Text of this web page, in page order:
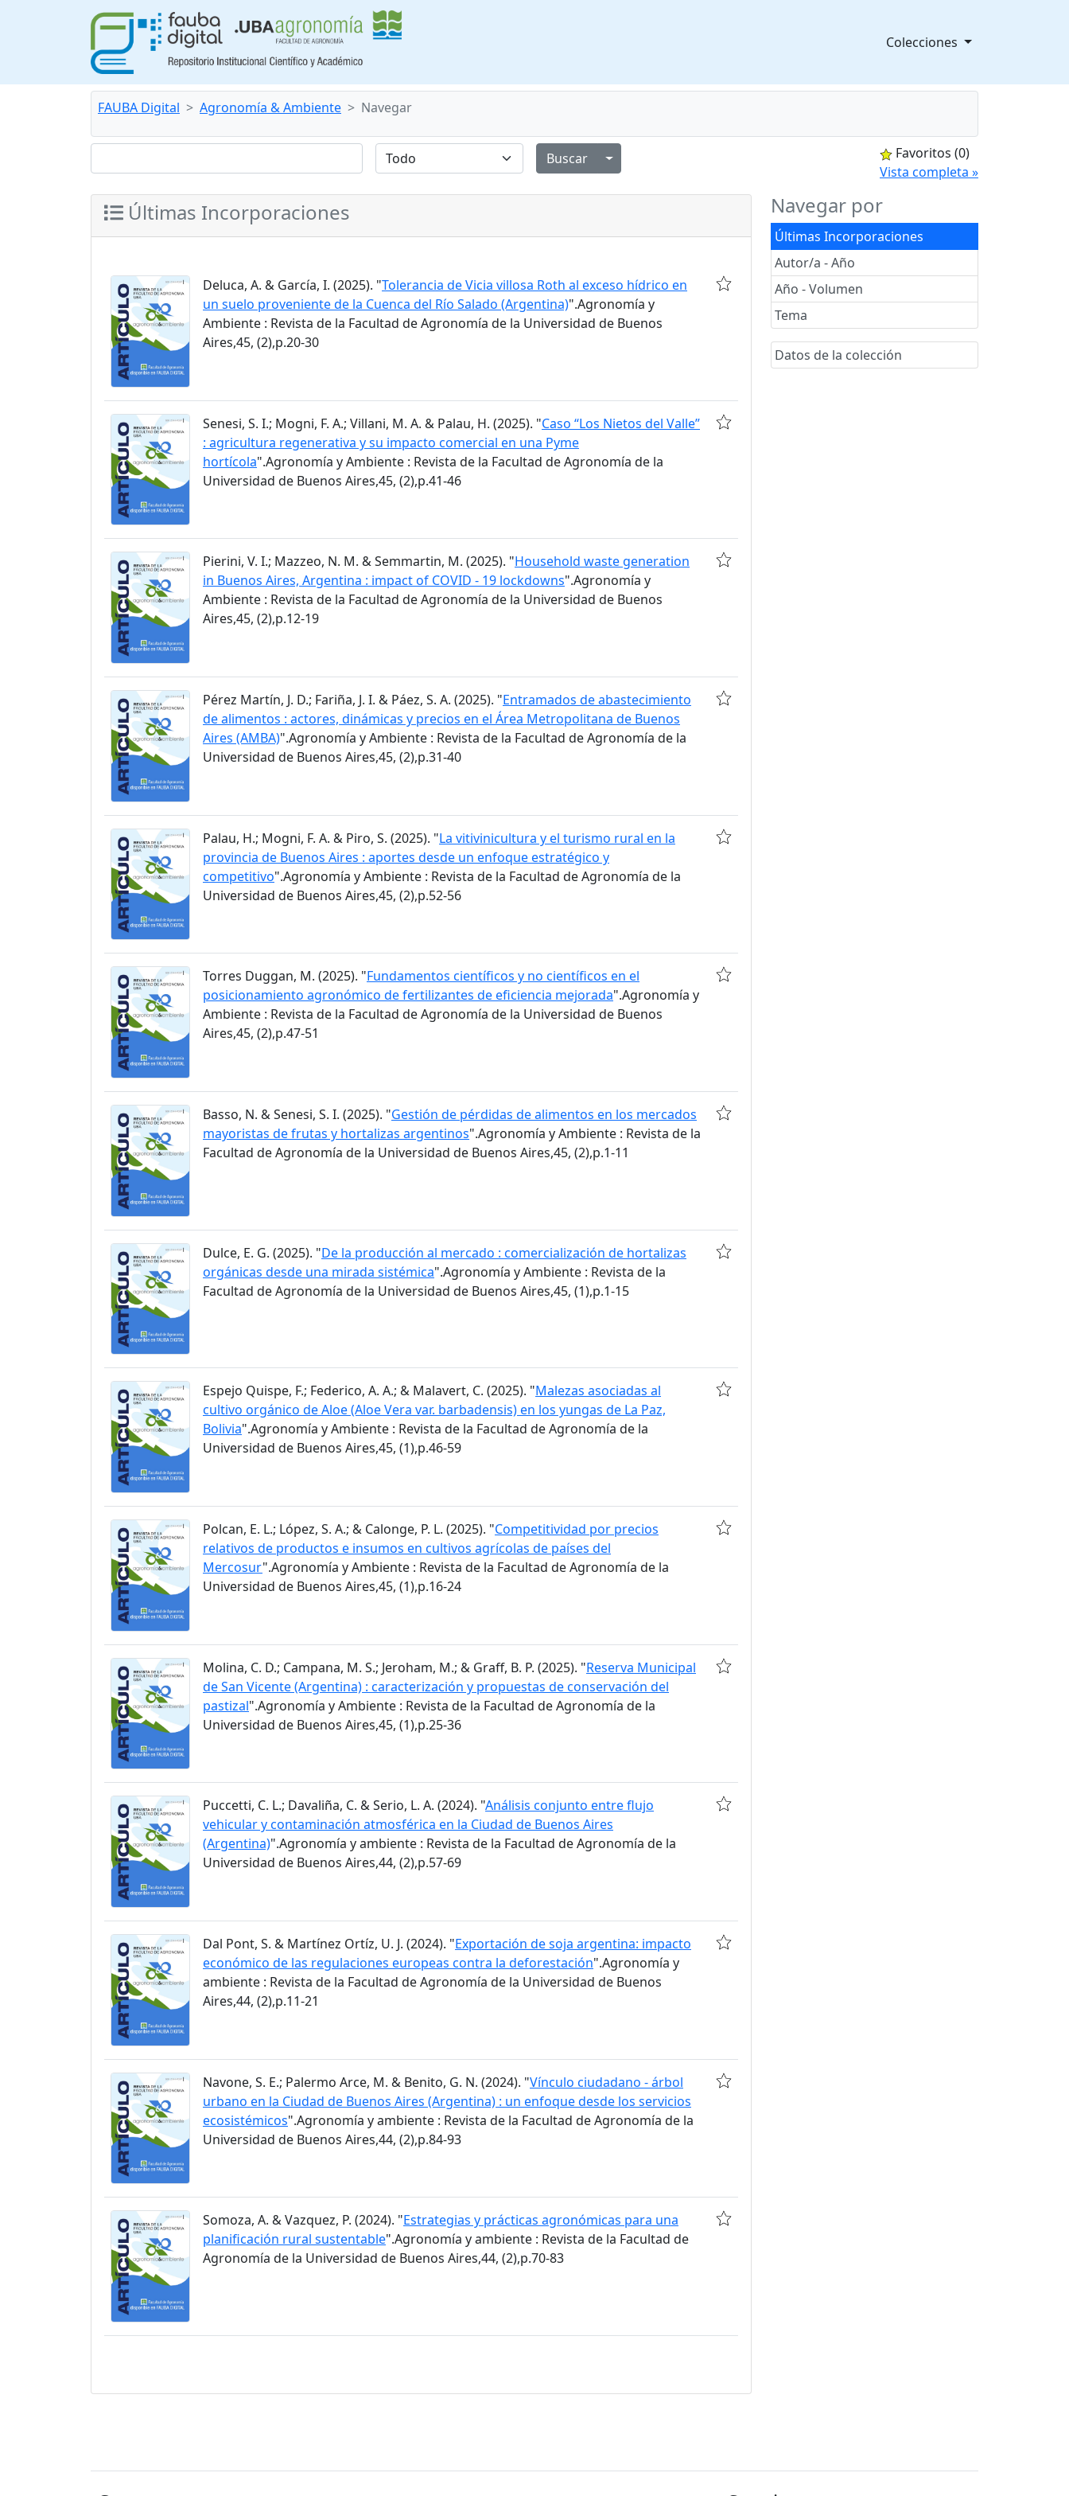
Colecciones
FAUBA Digital Agronomía & Ambiente Navegar
Alternar menú desplegable
Favoritos (0)
Vista completa »
Navegar por
Últimas Incorporaciones
Autor/a - Año
Año - Volumen
Tema
Datos de la colección
Últimas Incorporaciones
Deluca, A. & García, I. (2025). "Tolerancia de Vicia villosa Roth al exceso hídrico en
un suelo proveniente de la Cuenca del Río Salado (Argentina)".Agronomía y
Ambiente : Revista de la Facultad de Agronomía de la Universidad de Buenos
Aires,45, (2),p.20-30
Senesi, S. I.; Mogni, F. A.; Villani, M. A. & Palau, H. (2025). "Caso “Los Nietos del Valle”
: agricultura regenerativa y su impacto comercial en una Pyme
hortícola".Agronomía y Ambiente : Revista de la Facultad de Agronomía de la
Universidad de Buenos Aires,45, (2),p.41-46
Pierini, V. I.; Mazzeo, N. M. & Semmartin, M. (2025). "Household waste generation
in Buenos Aires, Argentina : impact of COVID - 19 lockdowns".Agronomía y
Ambiente : Revista de la Facultad de Agronomía de la Universidad de Buenos
Aires,45, (2),p.12-19
Pérez Martín, J. D.; Fariña, J. I. & Páez, S. A. (2025). "Entramados de abastecimiento
de alimentos : actores, dinámicas y precios en el Área Metropolitana de Buenos
Aires (AMBA)".Agronomía y Ambiente : Revista de la Facultad de Agronomía de la
Universidad de Buenos Aires,45, (2),p.31-40
Palau, H.; Mogni, F. A. & Piro, S. (2025). "La vitivinicultura y el turismo rural en la
provincia de Buenos Aires : aportes desde un enfoque estratégico y
competitivo".Agronomía y Ambiente : Revista de la Facultad de Agronomía de la
Universidad de Buenos Aires,45, (2),p.52-56
Torres Duggan, M. (2025). "Fundamentos científicos y no científicos en el
posicionamiento agronómico de fertilizantes de eficiencia mejorada".Agronomía y
Ambiente : Revista de la Facultad de Agronomía de la Universidad de Buenos
Aires,45, (2),p.47-51
Basso, N. & Senesi, S. I. (2025). "Gestión de pérdidas de alimentos en los mercados
mayoristas de frutas y hortalizas argentinos".Agronomía y Ambiente : Revista de la
Facultad de Agronomía de la Universidad de Buenos Aires,45, (2),p.1-11
Dulce, E. G. (2025). "De la producción al mercado : comercialización de hortalizas
orgánicas desde una mirada sistémica".Agronomía y Ambiente : Revista de la
Facultad de Agronomía de la Universidad de Buenos Aires,45, (1),p.1-15
Espejo Quispe, F.; Federico, A. A.; & Malavert, C. (2025). "Malezas asociadas al
cultivo orgánico de Aloe (Aloe Vera var. barbadensis) en los yungas de La Paz,
Bolivia".Agronomía y Ambiente : Revista de la Facultad de Agronomía de la
Universidad de Buenos Aires,45, (1),p.46-59
Polcan, E. L.; López, S. A.; & Calonge, P. L. (2025). "Competitividad por precios
relativos de productos e insumos en cultivos agrícolas de países del
Mercosur".Agronomía y Ambiente : Revista de la Facultad de Agronomía de la
Universidad de Buenos Aires,45, (1),p.16-24
Molina, C. D.; Campana, M. S.; Jeroham, M.; & Graff, B. P. (2025). "Reserva Municipal
de San Vicente (Argentina) : caracterización y propuestas de conservación del
pastizal".Agronomía y Ambiente : Revista de la Facultad de Agronomía de la
Universidad de Buenos Aires,45, (1),p.25-36
Puccetti, C. L.; Davaliña, C. & Serio, L. A. (2024). "Análisis conjunto entre flujo
vehicular y contaminación atmosférica en la Ciudad de Buenos Aires
(Argentina)".Agronomía y ambiente : Revista de la Facultad de Agronomía de la
Universidad de Buenos Aires,44, (2),p.57-69
Dal Pont, S. & Martínez Ortíz, U. J. (2024). "Exportación de soja argentina: impacto
económico de las regulaciones europeas contra la deforestación".Agronomía y
ambiente : Revista de la Facultad de Agronomía de la Universidad de Buenos
Aires,44, (2),p.11-21
Navone, S. E.; Palermo Arce, M. & Benito, G. N. (2024). "Vínculo ciudadano - árbol
urbano en la Ciudad de Buenos Aires (Argentina) : un enfoque desde los servicios
ecosistémicos".Agronomía y ambiente : Revista de la Facultad de Agronomía de la
Universidad de Buenos Aires,44, (2),p.84-93
Somoza, A. & Vazquez, P. (2024). "Estrategias y prácticas agronómicas para una
planificación rural sustentable".Agronomía y ambiente : Revista de la Facultad de
Agronomía de la Universidad de Buenos Aires,44, (2),p.70-83